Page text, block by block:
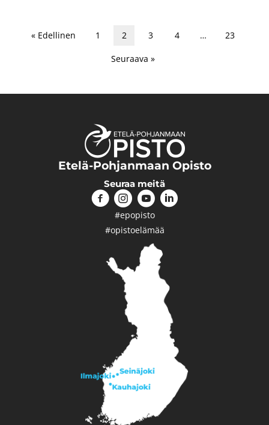
« Edellinen 1 2 3 4 … 23
Seuraava »
Etelä-Pohjanmaan Opisto
Seuraa meitä
#epopisto
#opistoelämää